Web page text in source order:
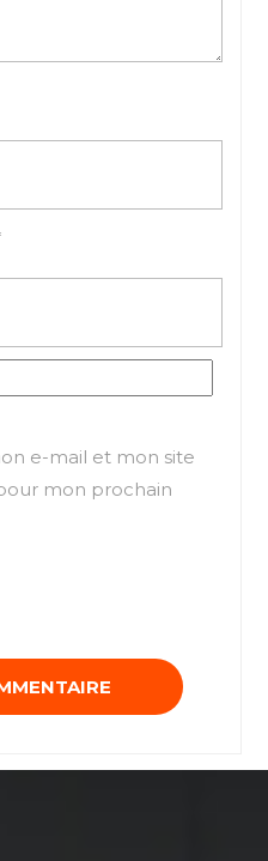
e-mail et mon site
mon prochain